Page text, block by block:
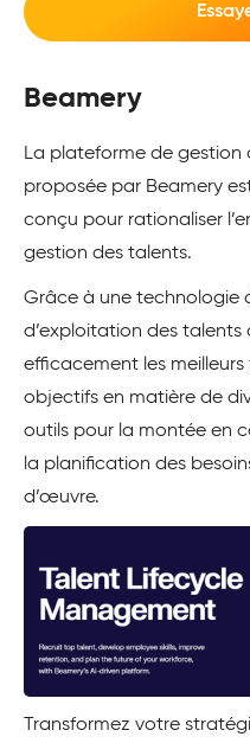
Beamery
La plateforme de gestion
proposée par Beamery
conçu pour rationaliser
gestion des talents.
Grâce à une technologie
d’exploitation des talents
efficacement les
objectifs en matière de
outils pour la montée en
la planification des
d’œuvre.
Transformez votre